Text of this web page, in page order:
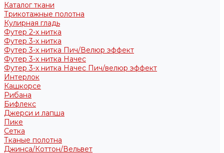
Каталог ткани
Трикотажные полотна
Кулирная гладь
Футер 2-х нитка
Футер 3-х нитка
Футер 3-х нитка Пич/Велюр эффект
Футер 3-х нитка Начес
Футер 3-х нитка Начес Пич/велюр эффект
Интерлок
Кашкорсе
Рибана
Бифлекс
Джерси и лапша
Пике
Сетка
Тканые полотна
Джинса/Коттон/Вельвет